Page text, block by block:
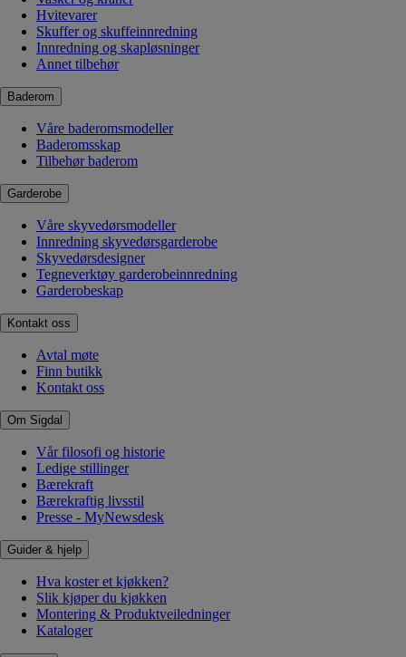
Hvitevarer
Skuffer og skuffeinnredning
Innredning og skapløsninger
Annet tilbehør
Baderom
Våre baderomsmodeller
Baderomsskap
Tilbehør baderom
Garderobe
Våre skyvedørsmodeller
Innredning skyvedørsgarderobe
Skyvedørsdesigner
Tegneverktøy garderobeinnredning
Garderobeskap
Kontakt oss
Avtal møte
Finn butikk
Kontakt oss
Om Sigdal
Vår filosofi og historie
Ledige stillinger
Bærekraft
Bærekraftig livsstil
Presse - MyNewsdesk
Guider & hjelp
Hva koster et kjøkken?
Slik kjøper du kjøkken
Montering & Produktveiledninger
Kataloger